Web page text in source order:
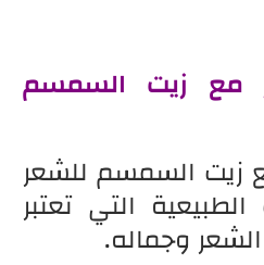
مع زيت السمسم
زيت السمسم للشعر
التي تعتبر
وجماله.